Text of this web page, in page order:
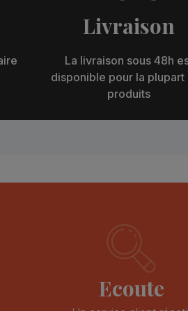
Livraison
La livraison sous 48h
disponible pour la plupart
produits
Ecoute